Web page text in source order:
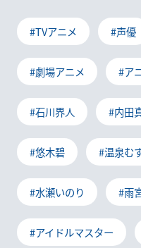
#TVアニメ #声優
#劇場アニメ #ア
#石川界人 #内田
#悠木碧 #温泉む
#水瀬いのり #雨
#アイドルマスター